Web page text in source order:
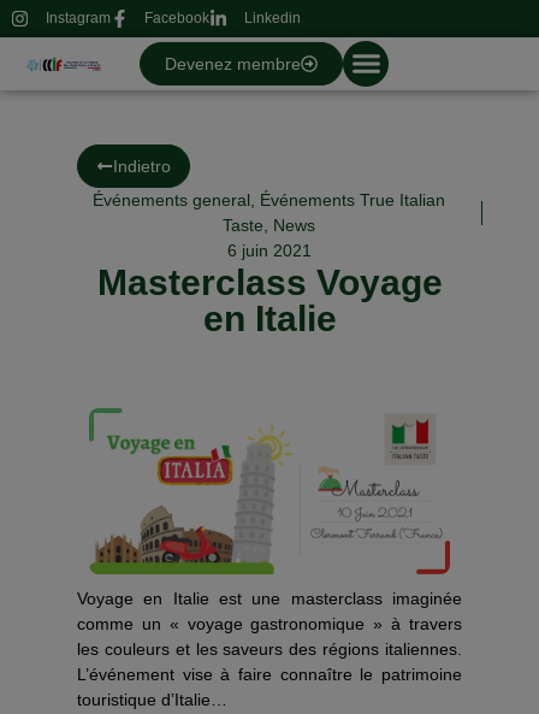
Instagram Facebook Linkedin
Devenez membre
Indietro
Événements general
Événements True Italian
Taste
News
6 juin 2021
Masterclass Voyage
en Italie
Voyage en Italie est une masterclass imaginée
comme un « voyage gastronomique » à travers
les couleurs et les saveurs des régions italiennes.
L’événement vise à faire connaître le patrimoine
touristique d’Italie…